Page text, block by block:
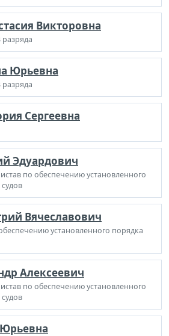
Викторовна
Юрьевна
Сергеевна
Эдуардович
по обеспечению установленного
Вячеславович
установленного порядка
Алексеевич
по обеспечению установленного